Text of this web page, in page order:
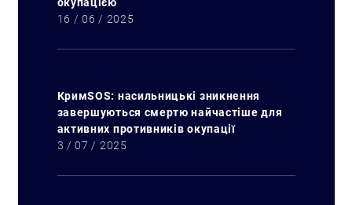
16 / 06 / 2025
КримSOS: насильницькі зникнення
завершуються смертю найчастіше для
активних противників окупації
3 / 07 / 2025